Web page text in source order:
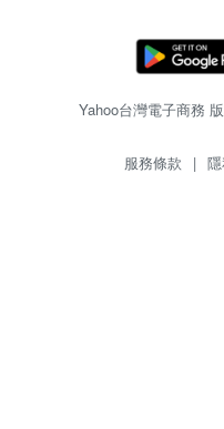
Yahoo台灣電子商務
服務條款 |